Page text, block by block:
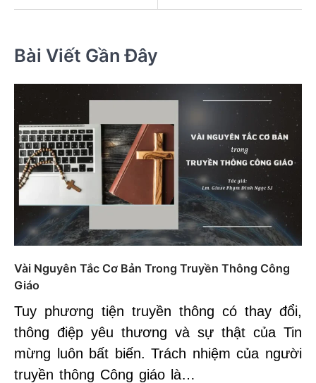
Bài Viết Gần Đây
Vài Nguyên Tắc Cơ Bản Trong Truyền Thông Công
Giáo
Tuy phương tiện truyền thông có thay đổi,
thông điệp yêu thương và sự thật của Tin
mừng luôn bất biến. Trách nhiệm của người
truyền thông Công giáo là…